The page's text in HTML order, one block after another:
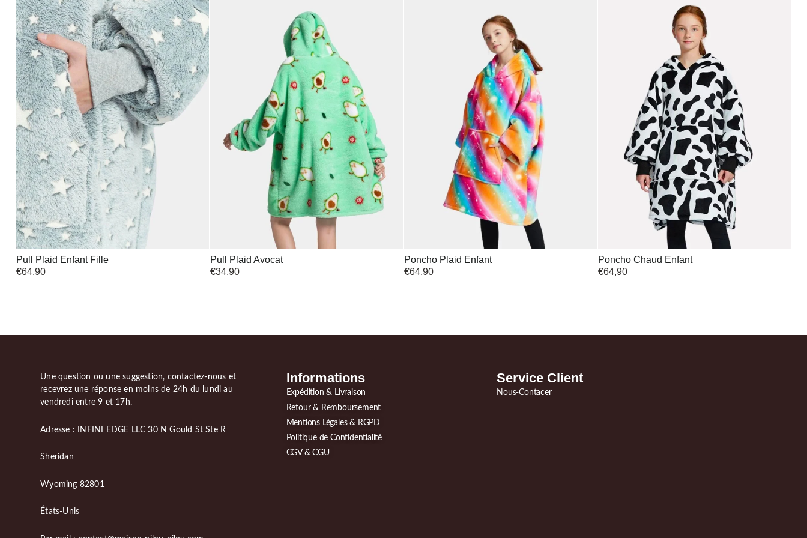
Pull Plaid Enfant Fille
€64,90
Pull Plaid Avocat
€34,90
Poncho Plaid Enfant
€64,90
Poncho Chaud Enfant
€64,90
Une question ou une suggestion, contactez-nous et
recevrez une réponse en moins de 24h du lundi au
vendredi entre 9 et 17h.
Adresse : INFINI EDGE LLC 30 N Gould St Ste R
Sheridan
Wyoming 82801
États-Unis
Informations
Expédition & Livraison
Retour & Remboursement
Mentions Légales & RGPD
Politique de Confidentialité
CGV & CGU
Service Client
Nous-Contacer